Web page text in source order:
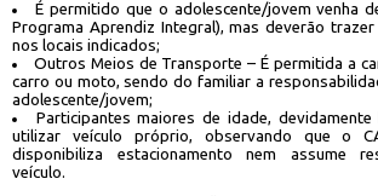
É permitido que o adolescente/jovem venha
Programa Aprendiz Integral), mas deverão
nos locais indicados;
Outros Meios de Transporte – É permitida a
carro ou moto, sendo do familiar a
adolescente/jovem;
Participantes maiores de idade,
utilizar veículo próprio, observando que o
disponibiliza estacionamento nem assume
veículo.